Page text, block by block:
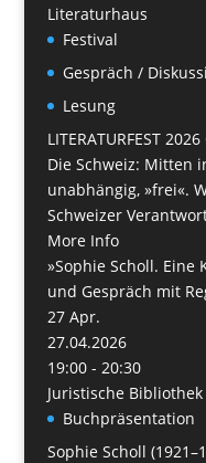
Literaturhaus
Festival
Gespräch /
Lesung
LITERATURFEST
Die Schweiz: Mitten
unabhängig, »frei«.
Schweizer
More Info
»Sophie Scholl. Eine
und Gespräch mit
27 Apr.
27.04.2026
19:00 - 20:30
Juristische
Buchpräsentation
Sophie Scholl